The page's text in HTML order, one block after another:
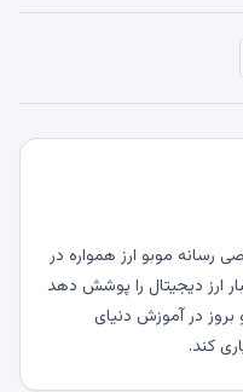
رسانه موبو ارز همواره در
ارز دیجیتال را پوشش دهد
بروز در آموزش دنیای
کند.